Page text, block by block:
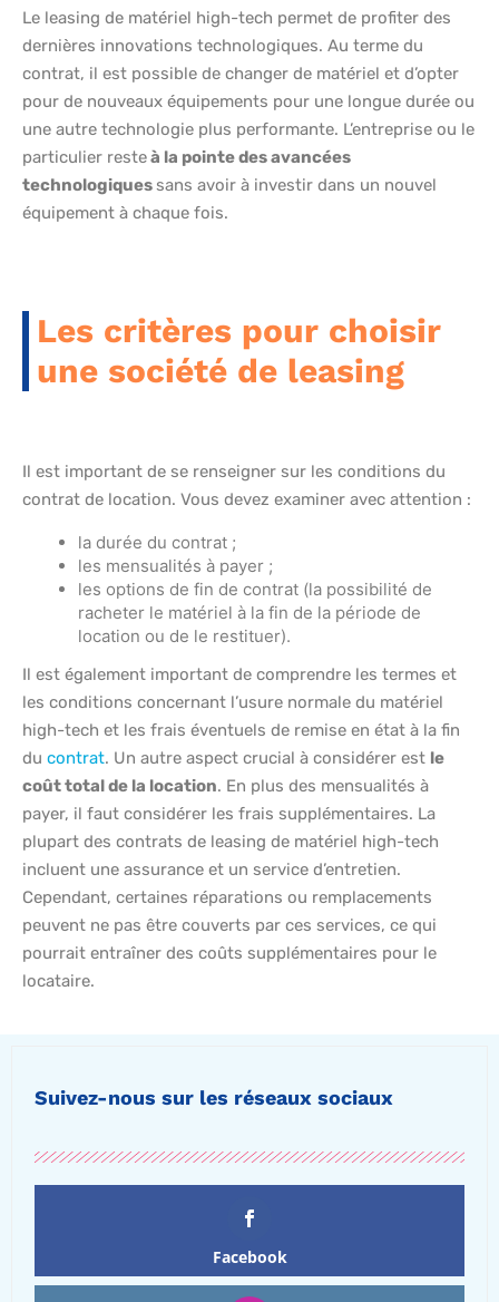
Le leasing de matériel high-tech permet de profiter des
dernières innovations technologiques. Au terme du
contrat, il est possible de changer de matériel et d’opter
pour de nouveaux équipements pour une longue durée ou
une autre technologie plus performante. L’entreprise ou le
particulier resteà la pointe des avancées
technologiquessans avoir à investir dans un nouvel
équipement à chaque fois.
Les critères pour choisir
une société de leasing
Il est important de se renseigner sur les conditions du
contrat de location. Vous devez examiner avec attention :
la durée du contrat ;
les mensualités à payer ;
les options de fin de contrat (la possibilité de
racheter le matériel à la fin de la période de
location ou de le restituer).
Il est également important de comprendre les termes et
les conditions concernant l’usure normale du matériel
high-tech et les frais éventuels de remise en état à la fin
du contrat. Un autre aspect crucial à considérer est le
coût total de la location. En plus des mensualités à
payer, il faut considérer les frais supplémentaires. La
plupart des contrats de leasing de matériel high-tech
incluent une assurance et un service d’entretien.
Cependant, certaines réparations ou remplacements
peuvent ne pas être couverts par ces services, ce qui
pourrait entraîner des coûts supplémentaires pour le
locataire.
Suivez-nous sur les réseaux sociaux
Facebook